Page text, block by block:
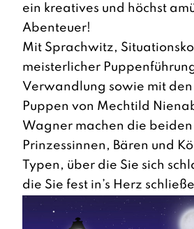
ein kreatives und höchst
Abenteuer!
Mit Sprachwitz,
meisterlicher
Verwandlung sowie mit
Puppen von Mechtild
Wagner machen die
Prinzessinnen, Bären und
Typen, über die Sie sich
die Sie fest in’s Herz